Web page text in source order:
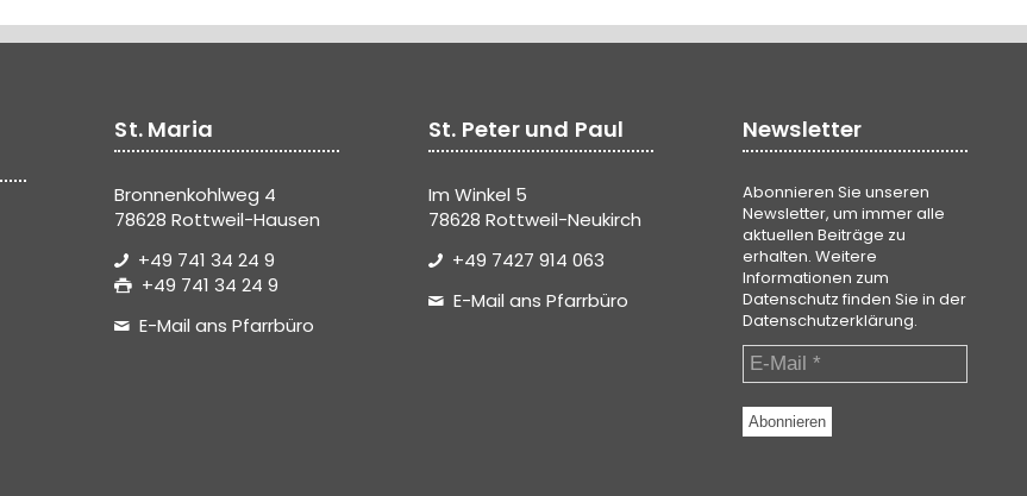
St. Maria
Bronnenkohlweg 4
78628 Rottweil-Hausen
+49 741 34 24 9
+49 741 34 24 9
E-Mail ans Pfarrbüro
St. Peter und Paul
Im Winkel 5
78628 Rottweil-Neukirch
+49 7427 914 063
E-Mail ans Pfarrbüro
Newsletter
Abonnieren Sie unseren
Newsletter, um immer alle
aktuellen Beiträge zu
erhalten. Weitere
Informationen zum
Datenschutz finden Sie in der
Datenschutzerklärung.